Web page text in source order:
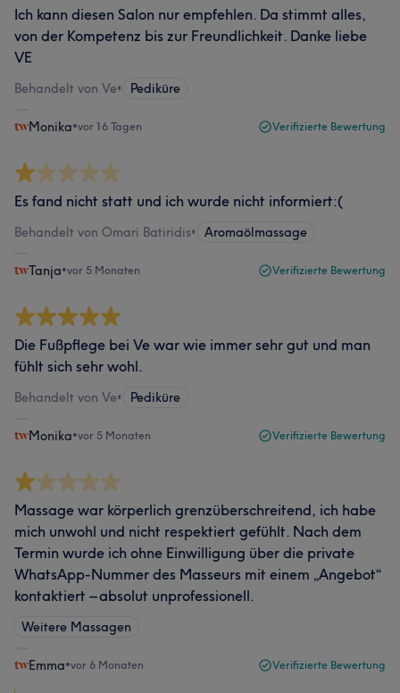
Ich kann diesen Salon nur empfehlen. Da stimmt alles,
von der Kompetenz bis zur Freundlichkeit. Danke liebe
VE
Behandelt von Ve• Pediküre
Monika•vor 16 Tagen Verifizierte Bewertung
Es fand nicht statt und ich wurde nicht informiert:(
Behandelt von Omari Batiridis• Aromaölmassage
Tanja•vor 5 Monaten Verifizierte Bewertung
Die Fußpflege bei Ve war wie immer sehr gut und man
fühlt sich sehr wohl.
Behandelt von Ve• Pediküre
Monika•vor 5 Monaten Verifizierte Bewertung
Massage war körperlich grenzüberschreitend, ich habe
mich unwohl und nicht respektiert gefühlt. Nach dem
Termin wurde ich ohne Einwilligung über die private
WhatsApp‑Nummer des Masseurs mit einem „Angebot“
kontaktiert – absolut unprofessionell.
Weitere Massagen
Emma•vor 6 Monaten Verifizierte Bewertung